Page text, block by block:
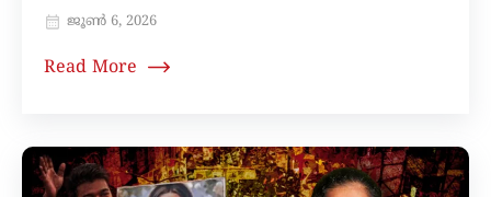
ജൂൺ 6, 2026
Read More